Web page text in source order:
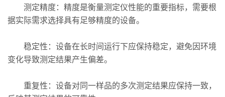
测定精度：精度是衡量测定仪性能的重要指标，需要根
据实际需求选择具有足够精度的设备。
稳定性：设备在长时间运行下应保持稳定，避免因环境
变化导致测定结果产生偏差。
重复性：设备对同一样品的多次测定结果应保持一致，